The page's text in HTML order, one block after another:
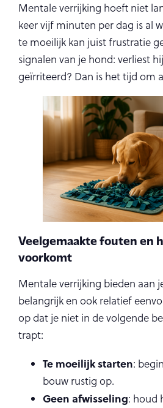
Mentale verrijking hoeft niet
keer vijf minuten per dag is al
te moeilijk kan juist frustratie
signalen van je hond: verliest
geïrriteerd? Dan is het tijd om
Veelgemaakte fouten en
voorkomt
Mentale verrijking bieden aan
belangrijk en ook relatief
op dat je niet in de volgende
trapt:
Te moeilijk starten:
bouw rustig op.
Geen afwisseling: houd